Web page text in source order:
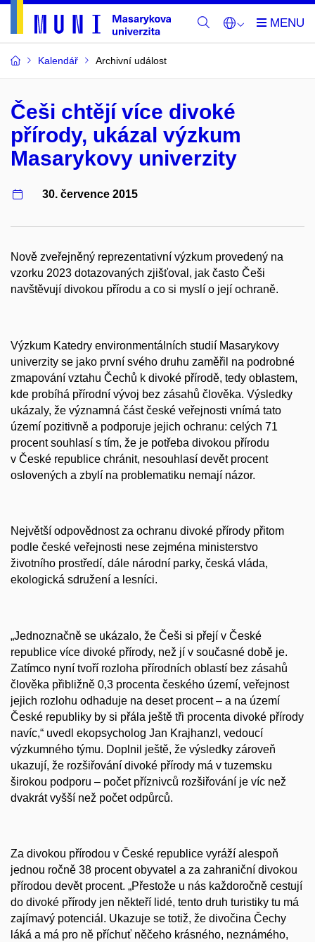
Kalendář Archivní událost
Češi chtějí více divoké
přírody, ukázal výzkum
Masarykovy univerzity
30. července 2015
Nově zveřejněný reprezentativní výzkum provedený na
vzorku 2023 dotazovaných zjišťoval, jak často Češi
navštěvují divokou přírodu a co si myslí o její ochraně.
Výzkum Katedry environmentálních studií Masarykovy
univerzity se jako první svého druhu zaměřil na podrobné
zmapování vztahu Čechů k divoké přírodě, tedy oblastem,
kde probíhá přírodní vývoj bez zásahů člověka. Výsledky
ukázaly, že významná část české veřejnosti vnímá tato
území pozitivně a podporuje jejich ochranu: celých 71
procent souhlasí s tím, že je potřeba divokou přírodu
v České republice chránit, nesouhlasí devět procent
oslovených a zbylí na problematiku nemají názor.
Největší odpovědnost za ochranu divoké přírody přitom
podle české veřejnosti nese zejména ministerstvo
životního prostředí, dále národní parky, česká vláda,
ekologická sdružení a lesníci.
„Jednoznačně se ukázalo, že Češi si přejí v České
republice více divoké přírody, než jí v současné době je.
Zatímco nyní tvoří rozloha přírodních oblastí bez zásahů
člověka přibližně 0,3 procenta českého území, veřejnost
jejich rozlohu odhaduje na deset procent – a na území
České republiky by si přála ještě tři procenta divoké přírody
navíc,“ uvedl ekopsycholog Jan Krajhanzl, vedoucí
výzkumného týmu. Doplnil ještě, že výsledky zároveň
ukazují, že rozšiřování divoké přírody má v tuzemsku
širokou podporu – počet příznivců rozšiřování je víc než
dvakrát vyšší než počet odpůrců.
Za divokou přírodou v České republice vyráží alespoň
jednou ročně 38 procent obyvatel a za zahraniční divokou
přírodou devět procent. „Přestože u nás každoročně cestují
do divoké přírody jen někteří lidé, tento druh turistiky tu má
zajímavý potenciál. Ukazuje se totiž, že divočina Čechy
láká a má pro ně příchuť něčeho krásného, neznámého,